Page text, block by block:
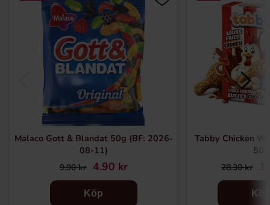
Malaco Gott & Blandat 50g (BF: 2026-
08-11)
9.90 kr 4.90 kr
Köp
Tabby Chicken
50g
28.30 kr
Köp